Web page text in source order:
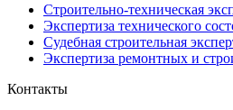
Строительно-техническая
Экспертиза технического
Судебная строительная
Экспертиза ремонтных и
Контакты